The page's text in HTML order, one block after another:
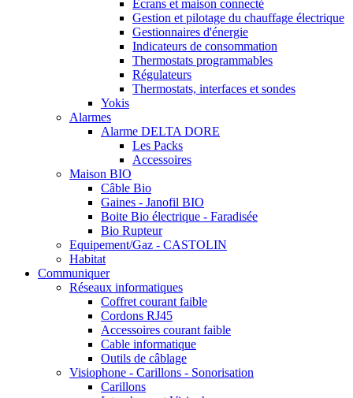
Ecrans et maison connecté
Gestion et pilotage du chauffage électrique
Gestionnaires d'énergie
Indicateurs de consommation
Thermostats programmables
Régulateurs
Thermostats, interfaces et sondes
Yokis
Alarmes
Alarme DELTA DORE
Les Packs
Accessoires
Maison BIO
Câble Bio
Gaines - Janofil BIO
Boite Bio électrique - Faradisée
Bio Rupteur
Equipement/Gaz - CASTOLIN
Habitat
Communiquer
Réseaux informatiques
Coffret courant faible
Cordons RJ45
Accessoires courant faible
Cable informatique
Outils de câblage
Visiophone - Carillons - Sonorisation
Carillons